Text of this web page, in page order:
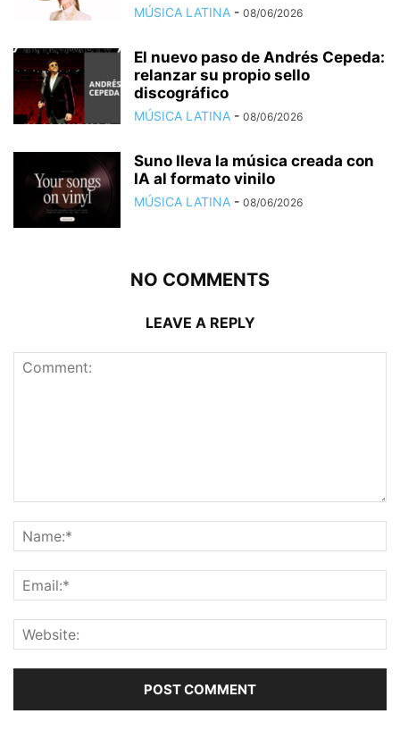
MÚSICA LATINA - 08/06/2026
El nuevo paso de Andrés Cepeda:
relanzar su propio sello
discográfico
MÚSICA LATINA - 08/06/2026
Suno lleva la música creada con
IA al formato vinilo
MÚSICA LATINA - 08/06/2026
NO COMMENTS
LEAVE A REPLY